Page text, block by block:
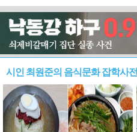
시인 최원준의 음식문화 잡학사전